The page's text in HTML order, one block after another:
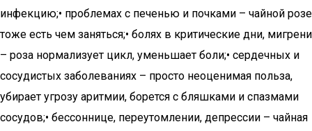
инфекцию;• проблемах с печенью и почками – чайной розе
тоже есть чем заняться;• болях в критические дни, мигрени
– роза нормализует цикл, уменьшает боли;• сердечных и
сосудистых заболеваниях – просто неоценимая польза,
убирает угрозу аритмии, борется с бляшками и спазмами
сосудов;• бессоннице, переутомлении, депрессии – чайная